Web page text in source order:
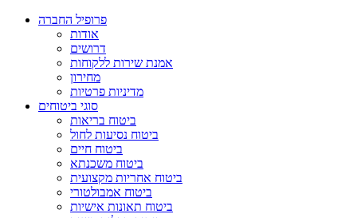
פרופיל החברה
אודות
דרושים
אמנת שירות ללקוחות
מחירון
מדיניות פרטיות
סוגי ביטוחים
ביטוח בריאות
ביטוח נסיעות לחול
ביטוח חיים
ביטוח משכנתא
ביטוח אחריות מקצועית
ביטוח אמבולטורי
ביטוח תאונות אישיות